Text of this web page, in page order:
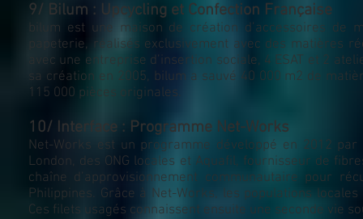
9/ Bilum : Upcycling et Confection Française
bilum est une maison de création d’accessoires de
papeterie, réalisés exclusivement avec des matières
avec une entreprise d’insertion sociale, 4 ESAT et 2
sa création en 2005, bilum a sauvé 40 000 m2 de
115 000 pièces originales.
10/ Interface : Programme Net-Works
Net-Works est un programme développé en 2012
London, des ONG locales et Aquafil, fournisseur de
chaîne d’approvisionnement communautaire pour
Philippines. Grâce à Net-Works, les populations
Ces filets usagés connaissent ensuite une seconde vie